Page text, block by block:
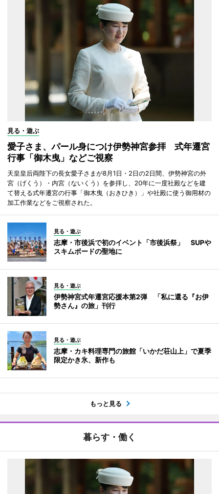
見る・遊ぶ
愛子さま、パール身につけ伊勢神宮参拝 式年遷宮
行事「御木曳」などご視察
天皇皇后両陛下の長女愛子さまが8月1日・2日の2日間、伊勢神宮の外
宮（げくう）・内宮（ないくう）を参拝し、20年に一度社殿などを建
て替える式年遷宮の行事「御木曳（おきひき）」や社殿に使う御用材の
加工作業などをご視察された。
見る・遊ぶ
志摩・市後浜で初のイベント「市後浜祭」 SUPや
スキムボードの聖地に
見る・遊ぶ
伊勢神宮式年遷宮応援本第2弾 「私に還る『お伊
勢さん』の旅」刊行
見る・遊ぶ
志摩・カキ料理専門の旅館「いかだ荘山上」で夏季
限定かき氷、新作も
もっと見る
暮らす・働く